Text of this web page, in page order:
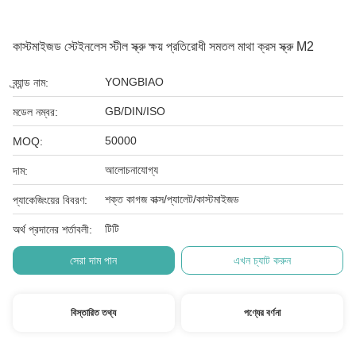
কাস্টমাইজড স্টেইনলেস স্টীল স্ক্রু ক্ষয় প্রতিরোধী সমতল মাথা ক্রস স্ক্রু M2
ব্র্যান্ড নাম: YONGBIAO
মডেল নম্বর: GB/DIN/ISO
MOQ: 50000
দাম: আলোচনাযোগ্য
প্যাকেজিংয়ের বিবরণ: শক্ত কাগজ বাক্স/প্যালেট/কাস্টমাইজড
অর্থ প্রদানের শর্তাবলী: টিটি
সেরা দাম পান এখন চ্যাট করুন
বিস্তারিত তথ্য পণ্যের বর্ণনা